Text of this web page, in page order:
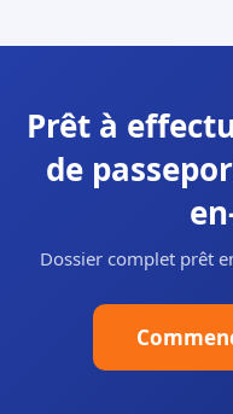
Prêt à
de
Dossier complet prêt